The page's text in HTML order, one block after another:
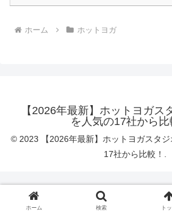
ホーム ホットヨガ
【2026年最新】ホットヨガス
を人気の17社から比
© 2023 【2026年最新】ホットヨガスタ
17社から比較！.
ホーム 検索 ト